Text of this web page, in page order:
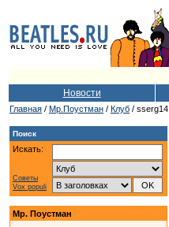
Новости
Главная / Мр.Поустман / Клуб / sserg14
Поиск
Искать:
Советы
Vox populi
Мр. Поустман